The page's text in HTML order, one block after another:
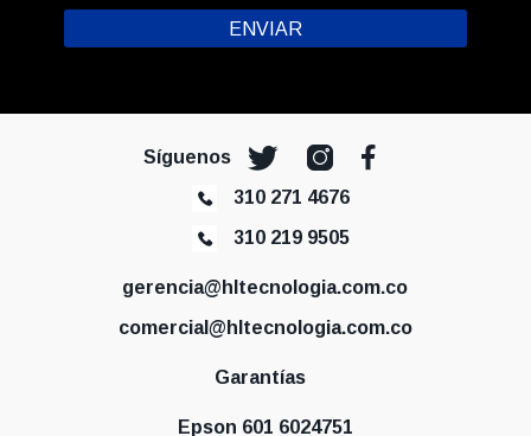
Síguenos
310 271 4676
310 219 9505
gerencia@hltecnologia.com.co
comercial@hltecnologia.com.co
Garantías
Epson 601 6024751